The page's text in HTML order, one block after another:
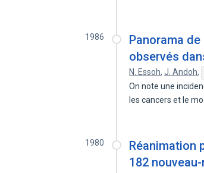
1986
Panorama
observés
N. Essoh,J. Andoh,
On note une
les cancers et le
1980
Réanimation
182